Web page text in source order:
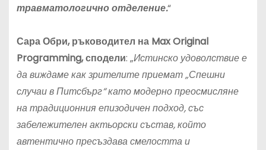
травматологично отделение.“
Сара Обри, ръководител на Max Original
Programming, сподели: „Истинско удоволствие е
да виждаме как зрителите приемат „Спешни
случаи в Питсбърг“ като модерно преосмисляне
на традиционния епизодичен подход, със
забележителен актьорски състав, който
автентично пресъздава смелостта и